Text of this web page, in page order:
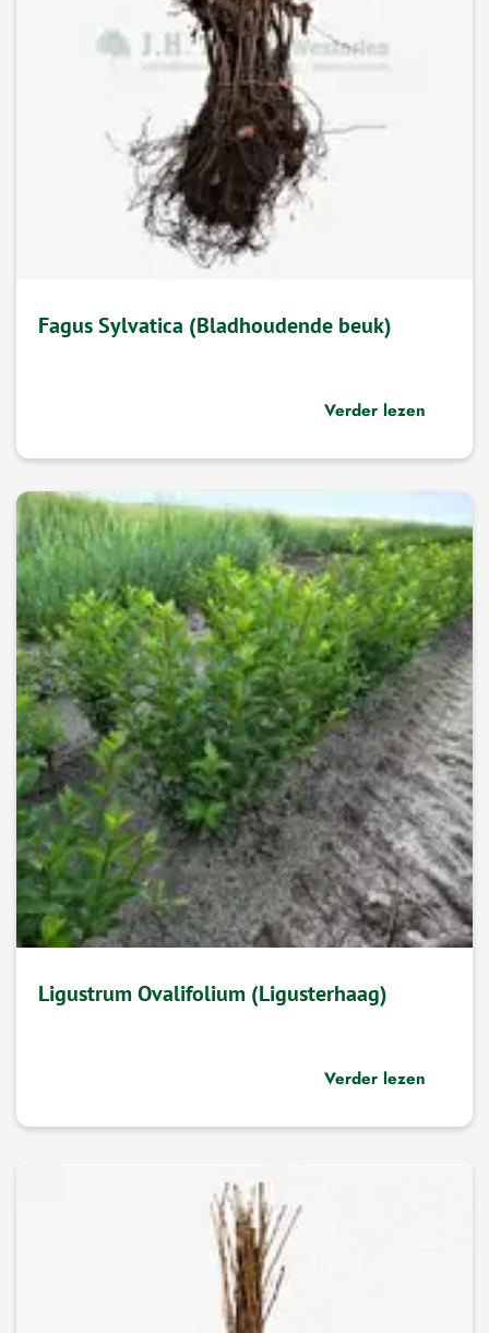
Fagus Sylvatica (Bladhoudende beuk)
Verder lezen
Ligustrum Ovalifolium (Ligusterhaag)
Verder lezen